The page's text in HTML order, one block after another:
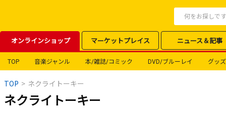
オンラインショップ マーケットプレイス ニュース＆記事
TOP 音楽ジャンル 本/雑誌/コミック DVD/ブルーレイ グッズ
TOP > ネクライトーキー
ネクライトーキー